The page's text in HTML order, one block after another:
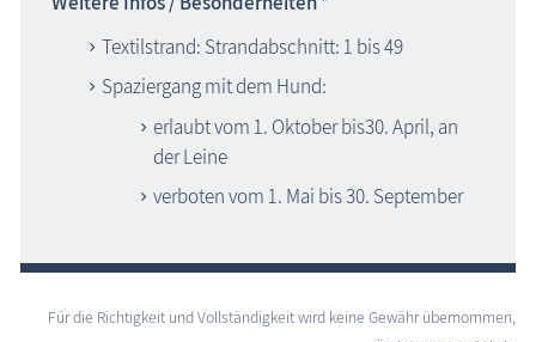
Textilstrand: Strandabschnitt: 1 bis 49
Spaziergang mit dem Hund:
erlaubt vom 1. Oktober bis30. April, an
der Leine
verboten vom 1. Mai bis 30. September
Für die Richtigkeit und Vollständigkeit wird keine Gewähr übernommen,